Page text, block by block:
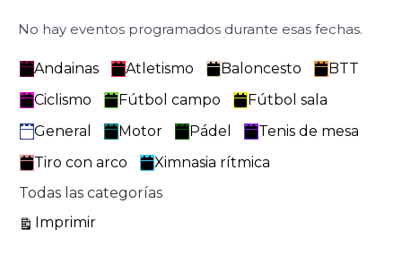
No hay eventos programados durante esas fechas.
Categorías
Andainas Atletismo Baloncesto
BTT
Ciclismo
Fútbol campo
Fútbol sala
General
Motor Pádel
Tenis de mesa
Tiro con arco
Ximnasia rítmica
Todas las categorías
ImprimirVistas